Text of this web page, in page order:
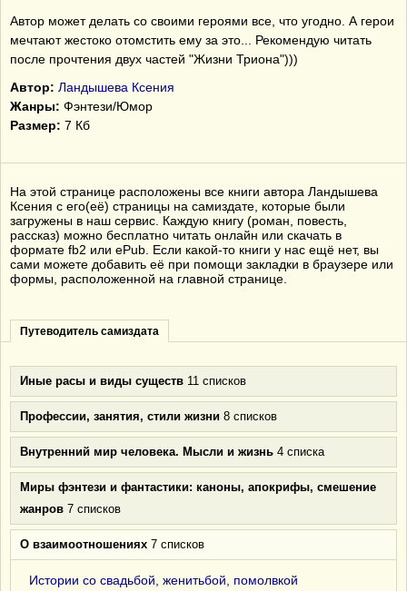
Автор может делать со своими героями все, что угодно. А герои
мечтают жестоко отомстить ему за это... Рекомендую читать
после прочтения двух частей "Жизни Триона")))
Автор: Ландышева Ксения
Жанры: Фэнтези/Юмор
Размер: 7 Кб
На этой странице расположены все книги автора Ландышева
Ксения с его(её) страницы на самиздате, которые были
загружены в наш сервис. Каждую книгу (роман, повесть,
рассказ) можно бесплатно читать онлайн или скачать в
формате fb2 или ePub. Если какой-то книги у нас ещё нет, вы
сами можете добавить её при помощи закладки в браузере или
формы, расположенной на главной странице.
Путеводитель самиздата
Иные расы и виды существ 11 списков
Профессии, занятия, стили жизни 8 списков
Внутренний мир человека. Мысли и жизнь 4 списка
Миры фэнтези и фантастики: каноны, апокрифы, смешение
жанров 7 списков
О взаимоотношениях 7 списков
Истории со свадьбой, женитьбой, помолвкой